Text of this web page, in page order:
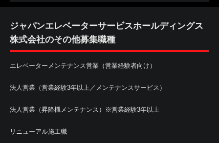
ジャパンエレベーターサービスホールディングス
株式会社のその他募集職種
エレベーターメンテナンス営業（営業経験者向け）
法人営業（営業経験3年以上／メンテナンスサービス）
法人営業（昇降機メンテナンス）※営業経験3年以上
リニューアル施工職